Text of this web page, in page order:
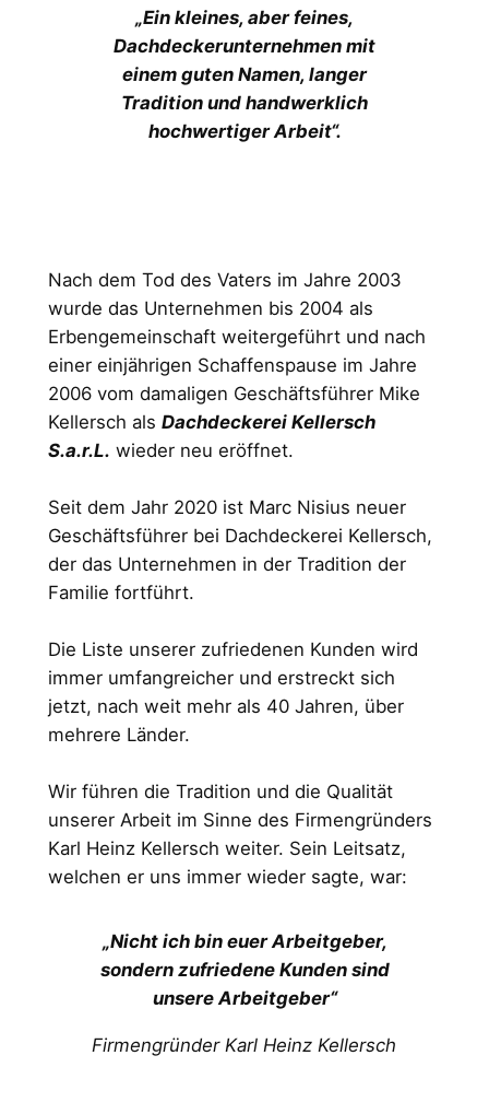
„Ein kleines, aber feines,
Dachdeckerunternehmen mit
einem guten Namen, langer
Tradition und handwerklich
hochwertiger Arbeit“.
Nach dem Tod des Vaters im Jahre 2003
wurde das Unternehmen bis 2004 als
Erbengemeinschaft weitergeführt und nach
einer einjährigen Schaffenspause im Jahre
2006 vom damaligen Geschäftsführer Mike
Kellersch als Dachdeckerei Kellersch
S.a.r.L. wieder neu eröffnet.
Seit dem Jahr 2020 ist Marc Nisius neuer
Geschäftsführer bei Dachdeckerei Kellersch,
der das Unternehmen in der Tradition der
Familie fortführt.
Die Liste unserer zufriedenen Kunden wird
immer umfangreicher und erstreckt sich
jetzt, nach weit mehr als 40 Jahren, über
mehrere Länder.
Wir führen die Tradition und die Qualität
unserer Arbeit im Sinne des Firmengründers
Karl Heinz Kellersch weiter. Sein Leitsatz,
welchen er uns immer wieder sagte, war:
„Nicht ich bin euer Arbeitgeber,
sondern zufriedene Kunden sind
unsere Arbeitgeber“
Firmengründer Karl Heinz Kellersch